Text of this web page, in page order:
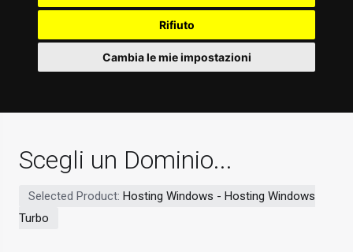
Rifiuto
Cambia le mie impostazioni
Scegli un Dominio...
Selected Product: Hosting Windows - Hosting Windows
Turbo